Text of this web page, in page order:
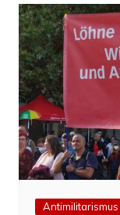
Antimilitarismus